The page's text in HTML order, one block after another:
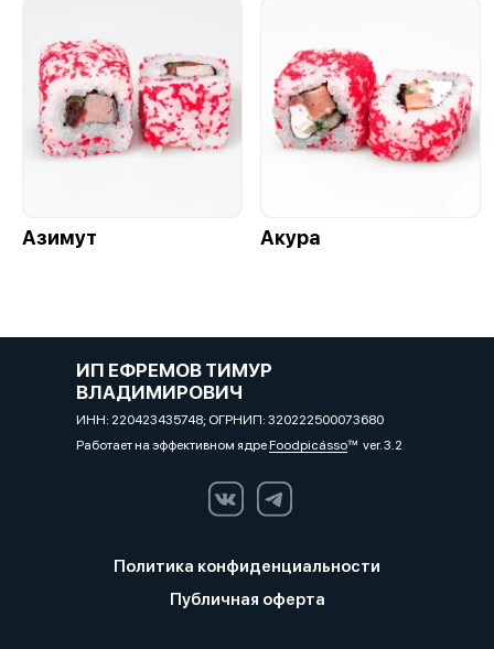
Азимут Акура
ИП ЕФРЕМОВ ТИМУР
ВЛАДИМИРОВИЧ
ИНН: 220423435748; ОГРНИП: 320222500073680
Работает на эффективном ядреFoodpicássover. 3.2
Политика конфиденциальности
Публичная оферта